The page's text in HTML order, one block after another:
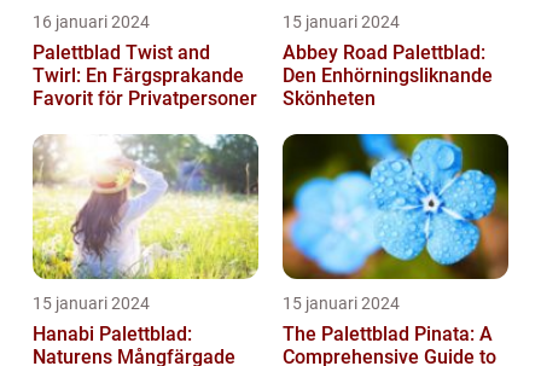
16 januari 2024
Palettblad Twist and
Twirl: En Färgsprakande
Favorit för Privatpersoner
15 januari 2024
Abbey Road Palettblad:
Den Enhörningsliknande
Skönheten
15 januari 2024
Hanabi Palettblad:
Naturens Mångfärgade
15 januari 2024
The Palettblad Pinata: A
Comprehensive Guide to